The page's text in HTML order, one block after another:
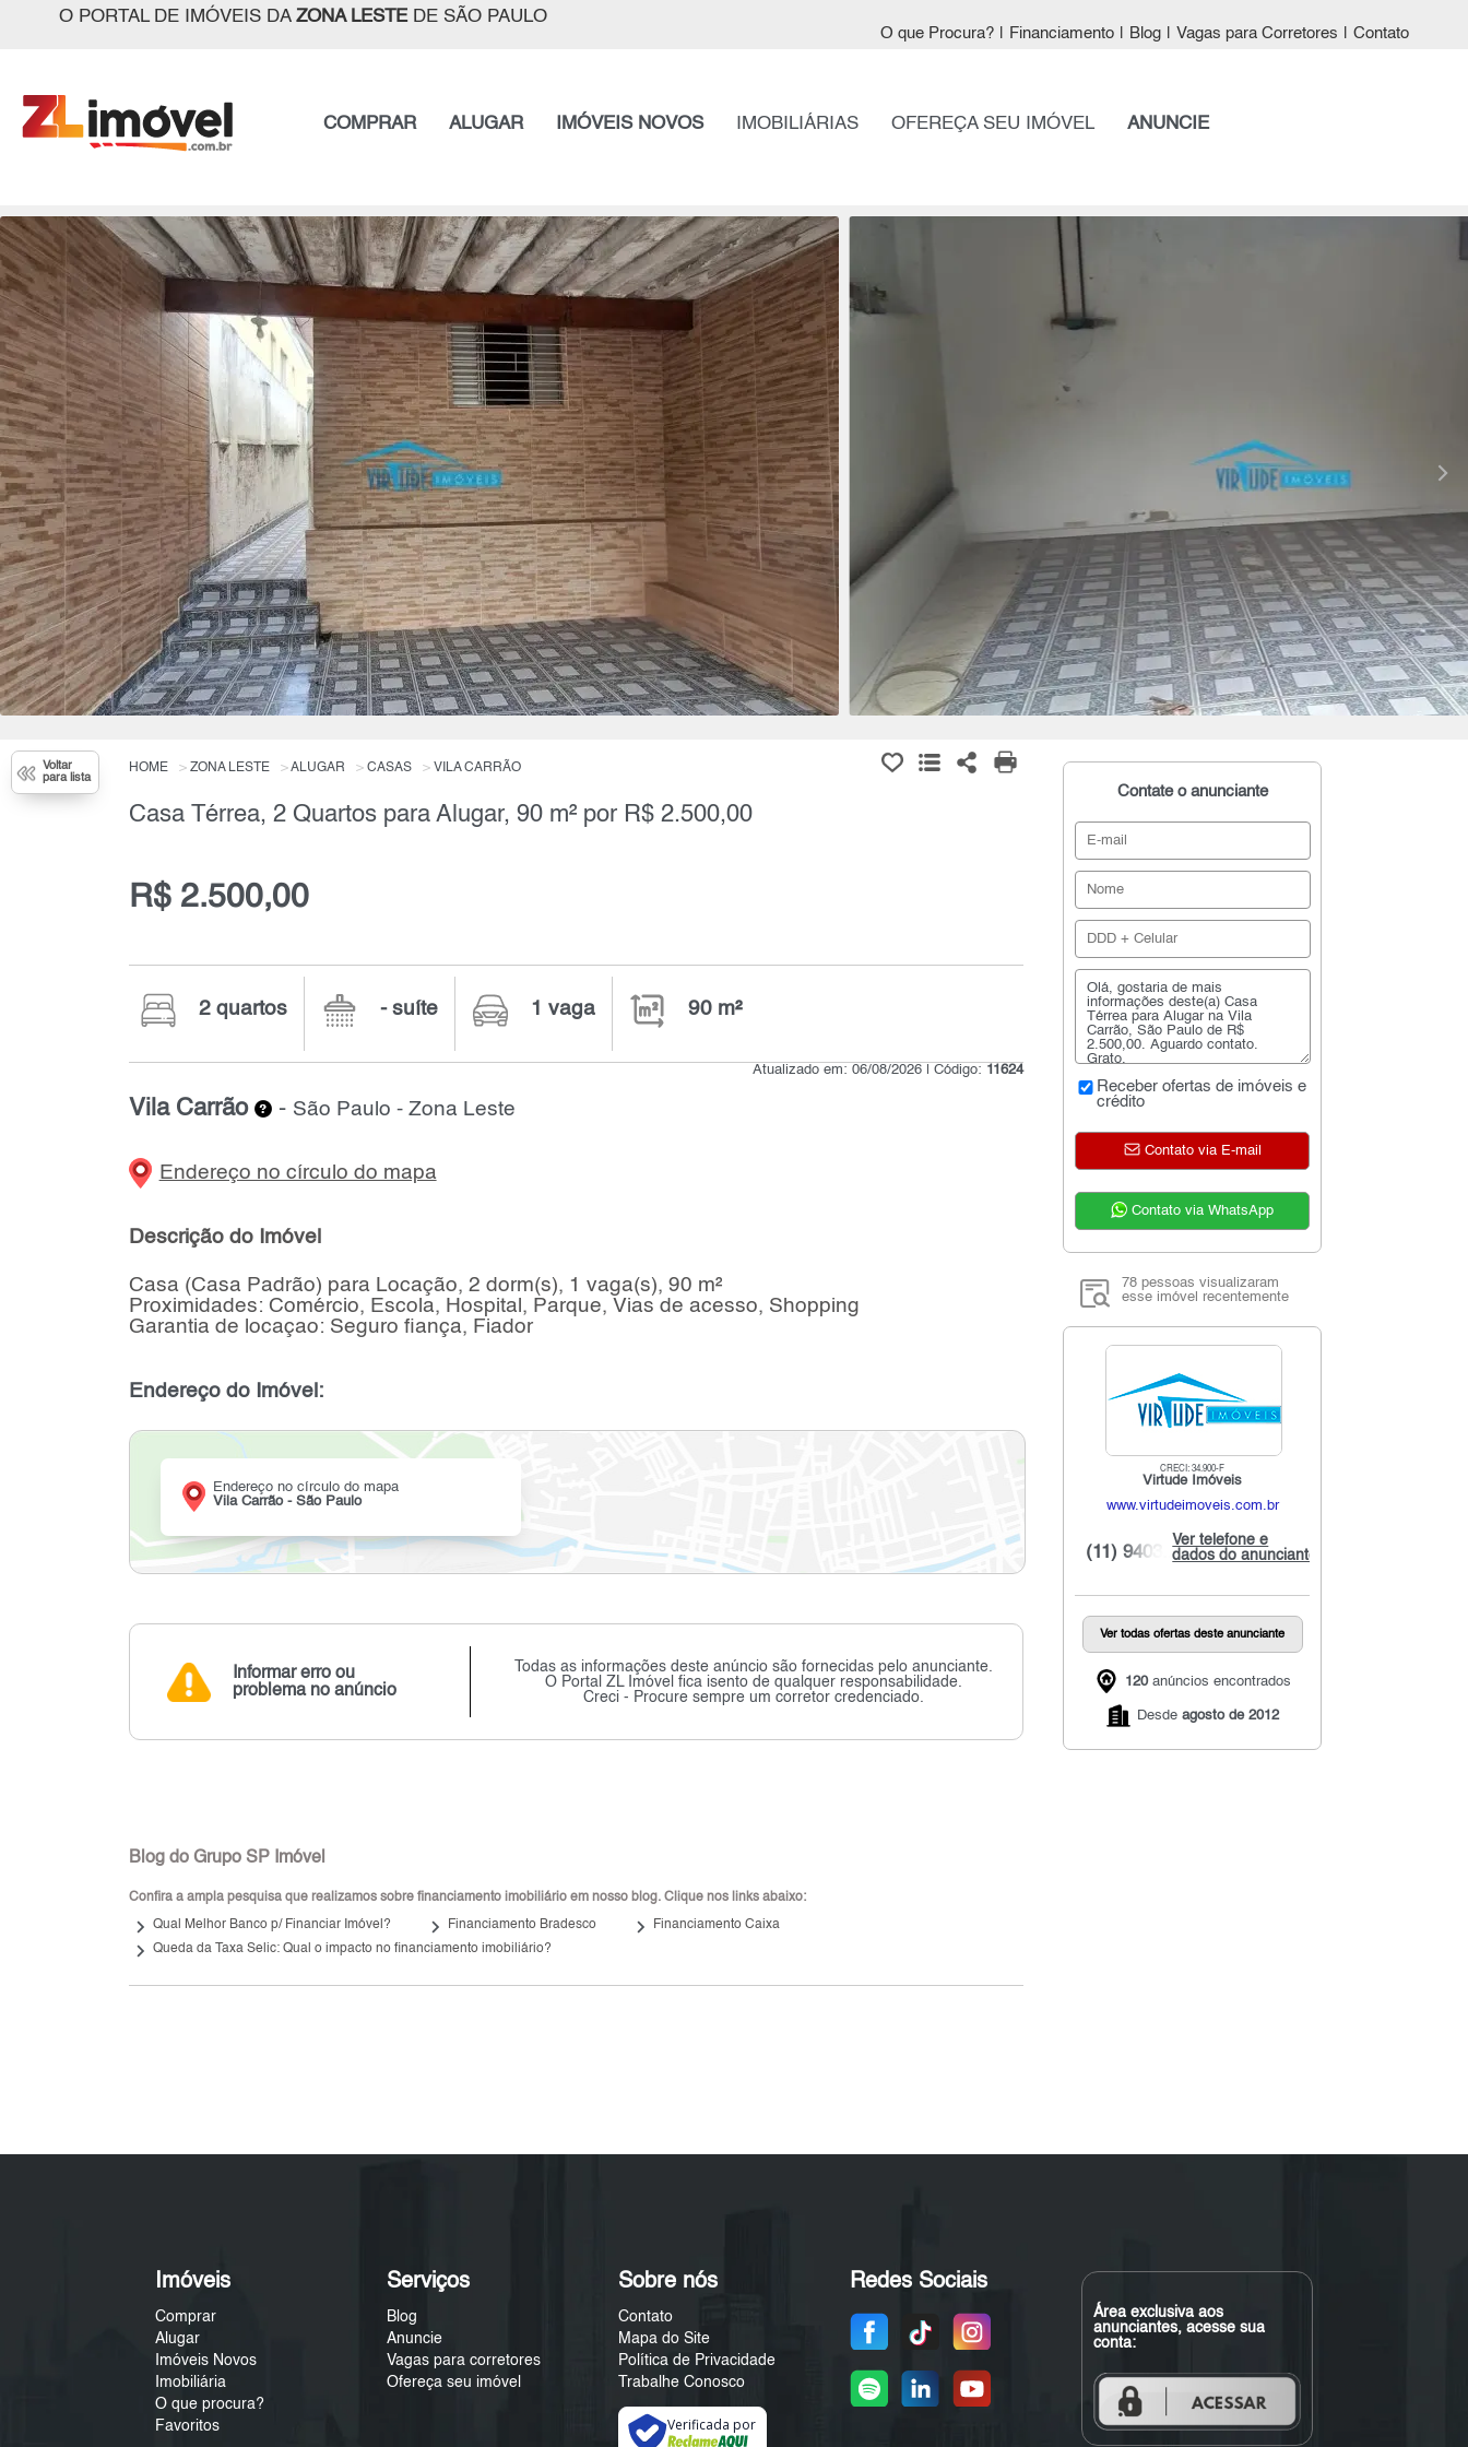
O PORTAL DE IMÓVEIS DA ZONA LESTEDE SÃO PAULO
O que Procura? Financiamento Blog Vagas para Corretores Contato
COMPRAR ALUGAR IMÓVEIS NOVOS IMOBILIÁRIAS OFEREÇA SEU IMÓVEL ANUNCIE
Voltar
para lista
HOME ZONA LESTE ALUGAR CASAS VILA CARRÃO
Casa Térrea, 2 Quartos para Alugar, 90 m² por R$ 2.500,00
R$ 2.500,00
2 quartos - suíte 1 vaga 90 m²
Atualizado em: 06/08/2026 | Código: 11624
Vila Carrão - São Paulo - Zona Leste
Endereço no círculo do mapa
Descrição do Imóvel
Casa (Casa Padrão) para Locação, 2 dorm(s), 1 vaga(s), 90 m²
Proximidades: Comércio, Escola, Hospital, Parque, Vias de acesso, Shopping
Garantia de locaçao: Seguro fiança, Fiador
Endereço do Imóvel:
Endereço no círculo do mapa
Vila Carrão - São Paulo
Informar erro ou
problema no anúncio
Todas as informações deste anúncio são fornecidas pelo anunciante.
O Portal ZL Imóvel fica isento de qualquer responsabilidade.
Creci - Procure sempre um corretor credenciado.
Blog do Grupo SP Imóvel
Confira a ampla pesquisa que realizamos sobre financiamento imobiliário em nosso blog. Clique nos links abaixo:
keyboard_arrow_right Qual Melhor Banco p/ Financiar Imóvel? keyboard_arrow_right Financiamento Bradesco keyboard_arrow_right Financiamento Caixa
keyboard_arrow_right Queda da Taxa Selic: Qual o impacto no financiamento imobiliário?
Contate o anunciante
Receber ofertas de imóveis e
crédito
Contato via E-mail
Contato via WhatsApp
78 pessoas visualizaram
esse imóvel recentemente
CRECI: 34.900-F
Virtude Imóveis
www.virtudeimoveis.com.br
Ver telefone e
dados do anunciante
(11) 9403...
Ver todas ofertas deste anunciante
120anúncios encontrados
Desde agosto de 2012
Imóveis
Comprar
Alugar
Imóveis Novos
Imobiliária
O que procura?
Favoritos
Serviços
Blog
Anuncie
Vagas para corretores
Ofereça seu imóvel
Sobre nós
Contato
Mapa do Site
Política de Privacidade
Trabalhe Conosco
Verificada por
Redes Sociais
Área exclusiva aos
anunciantes, acesse sua
conta: